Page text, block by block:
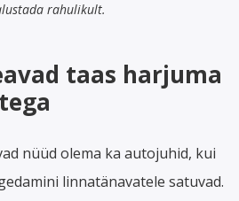
rahulikult.
taas harjuma
nüüd olema ka autojuhid, kui
linnatänavatele satuvad.